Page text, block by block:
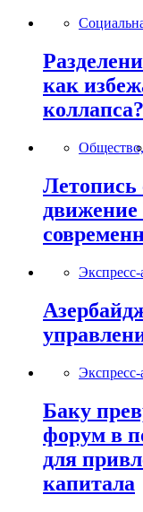
как
коллапса?
Общество,
Летопись
Экспресс-
Экспресс-
Баку
форум в
для
капитала